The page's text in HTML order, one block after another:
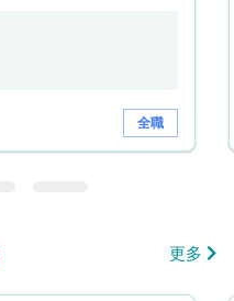
全職
更多